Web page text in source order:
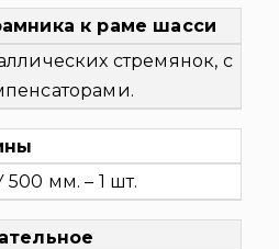
к раме шасси
стремянок, с
мм. – 1 шт.